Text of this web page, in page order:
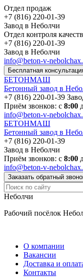
Отдел продаж
Завод в Неболчи
Отдел контроля
Завод в Неболчи
info@beton-v-
Бесплатная
БЕТОНМАШ
Бетонный завод в
Приём звонков: с 8:00
info@beton-v-
БЕТОНМАШ
Бетонный завод в
Завод в Неболчи
Приём звонков: с 8:00
info@beton-v-
Заказать обратный
Неболчи
Рабочий посёлок
О компании
Вакансии
Доставка и
Контакты